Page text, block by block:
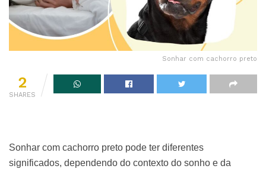
Sonhar com cachorro preto
2
SHARES
Sonhar com cachorro preto pode ter diferentes
significados, dependendo do contexto do sonho e da